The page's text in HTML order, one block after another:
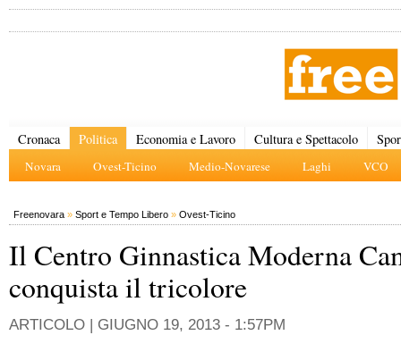
Cronaca Politica
Novara Ovest-Ticino Medio-Novarese Laghi VCO
Economia e Lavoro Cultura e Spettacolo
Freenovara » Sport e Tempo Libero » Ovest-Ticino
Il Centro Ginnastica Moderna
conquista il tricolore
ARTICOLO | GIUGNO 19, 2013 - 1:57PM